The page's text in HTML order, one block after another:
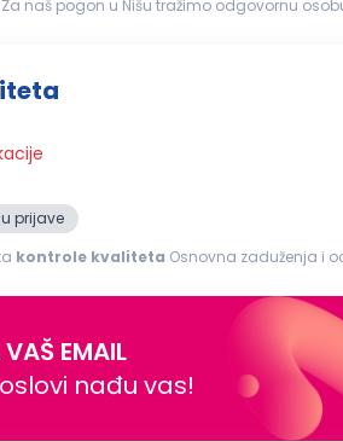
naš pogon u Nišu tražimo odgovornu
prijave
kontrole kvaliteta Osnovna zaduženja i
EMAIL
nađu vas!